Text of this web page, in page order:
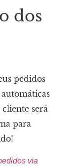
dos
pedidos
será
para
via